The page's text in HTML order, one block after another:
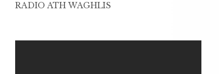
RADIO ATH WAGHLIS